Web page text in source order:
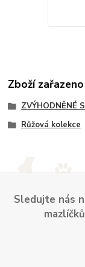
Zboží
ZVÝHODNĚNÉ
Růžová kolekce
Sledujte nás